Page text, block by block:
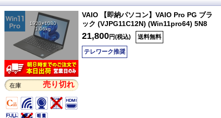
1920×1080
1.06kg
在庫 売り切れ
VAIO 【即納パソコン】VAIO Pro PG ブラ
ック (VJPG11C12N) (Win11pro64) 5N8
21,800円(税込) 送料無料
テレワーク推奨